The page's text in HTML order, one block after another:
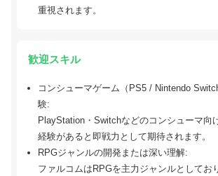
重視されます。
歓迎スキル
コンシューマゲーム（PS5 / Nintendo
験:
PlayStation・Switchなどのコンシューマ向
経験があると即戦力として期待されます。
RPGジャンルの開発または深い理解:
ファルコムはRPGを主力ジャンルとしてお